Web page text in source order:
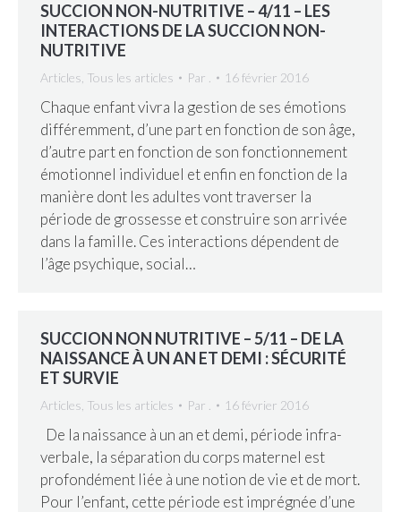
SUCCION NON-NUTRITIVE – 4/11 – LES
INTERACTIONS DE LA SUCCION NON-
NUTRITIVE
Articles Tous les articles Par 16 février 2016
Chaque enfant vivra la gestion de ses émotions
différemment, d’une part en fonction de son âge,
d’autre part en fonction de son fonctionnement
émotionnel individuel et enfin en fonction de la
manière dont les adultes vont traverser la
période de grossesse et construire son arrivée
dans la famille. Ces interactions dépendent de
l’âge psychique, social…
SUCCION NON NUTRITIVE – 5/11 – DE LA
NAISSANCE À UN AN ET DEMI : SÉCURITÉ
ET SURVIE
Articles Tous les articles Par 16 février 2016
De la naissance à un an et demi, période infra-
verbale, la séparation du corps maternel est
profondément liée à une notion de vie et de mort.
Pour l’enfant, cette période est imprégnée d’une